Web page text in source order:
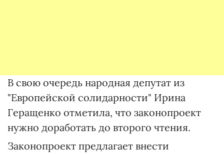
В свою очередь народная депутат из
"Европейской солидарности" Ирина
Геращенко отметила, что законопроект
нужно доработать до второго чтения.
Законопроект предлагает внести